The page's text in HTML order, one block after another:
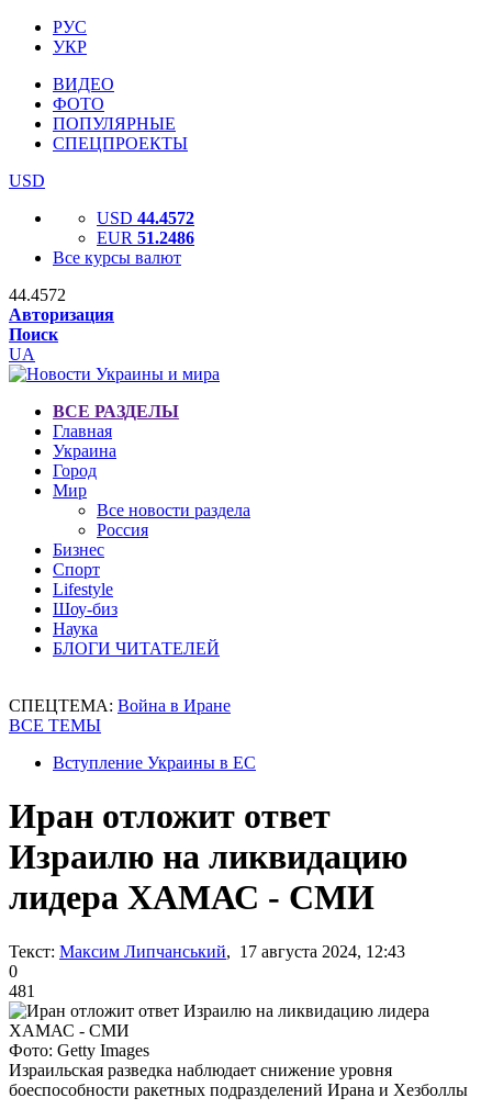
РУС
УКР
ВИДЕО
ФОТО
ПОПУЛЯРНЫЕ
СПЕЦПРОЕКТЫ
USD
USD 44.4572
EUR 51.2486
Все курсы валют
44.4572
Авторизация
Поиск
UA
ВСЕ РАЗДЕЛЫ
Главная
Украина
Город
Мир
Все новости раздела
Россия
Бизнес
Спорт
Lifestyle
Шоу-биз
Наука
БЛОГИ ЧИТАТЕЛЕЙ
СПЕЦТЕМА: Война в Иране
ВСЕ ТЕМЫ
Вступление Украины в ЕС
Иран отложит ответ
Израилю на ликвидацию
лидера ХАМАС - СМИ
Текст: Максим Липчанський, 17 августа 2024, 12:43
0
481
Фото: Getty Images
Израильская разведка наблюдает снижение уровня
боеспособности ракетных подразделений Ирана и Хезболлы